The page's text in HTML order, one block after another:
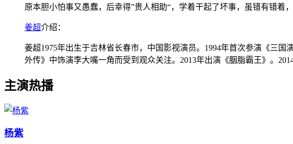
原本胆小怕事又愚蠢，后幸得”贵人相助“，学着干起了坏事，虽错有错着
姜超介绍：
姜超1975年出生于吉林省长春市，中国影视演员。1994年首次参演《三
外传》中饰演李大嘴一角而受到观众关注。2013年出演《胭脂霸王》。
主演热播
杨紫